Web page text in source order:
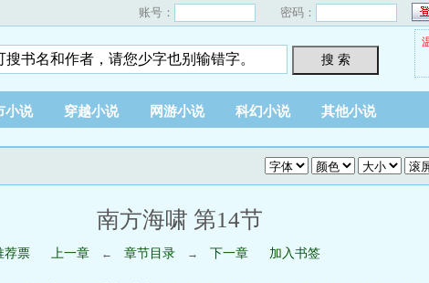
账号： 密码：
搜 索
小说 穿越小说 网游小说 科幻小说 其他小说
南方海啸 第14节
荐票 上一章 ← 章节目录 → 下一章 加入书签